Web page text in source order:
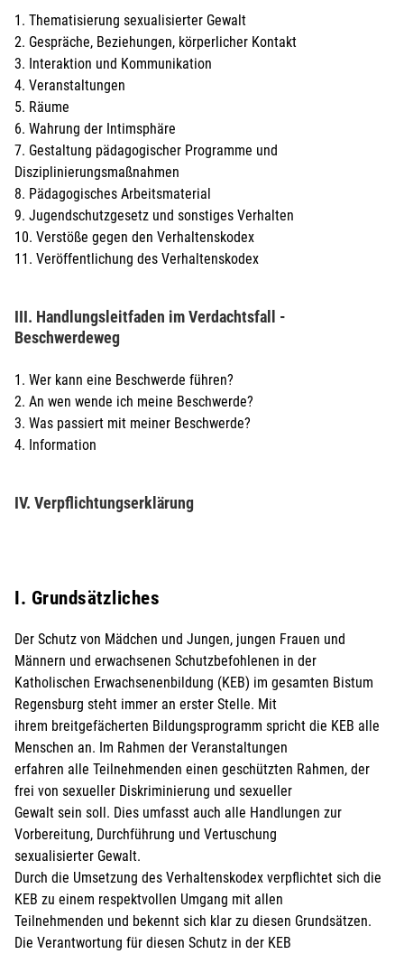
1. Thematisierung sexualisierter Gewalt
2. Gespräche, Beziehungen, körperlicher Kontakt
3. Interaktion und Kommunikation
4. Veranstaltungen
5. Räume
6. Wahrung der Intimsphäre
7. Gestaltung pädagogischer Programme und
Disziplinierungsmaßnahmen
8. Pädagogisches Arbeitsmaterial
9. Jugendschutzgesetz und sonstiges Verhalten
10. Verstöße gegen den Verhaltenskodex
11. Veröffentlichung des Verhaltenskodex
III. Handlungsleitfaden im Verdachtsfall -
Beschwerdeweg
1. Wer kann eine Beschwerde führen?
2. An wen wende ich meine Beschwerde?
3. Was passiert mit meiner Beschwerde?
4. Information
IV. Verpflichtungserklärung
I. Grundsätzliches
Der Schutz von Mädchen und Jungen, jungen Frauen und
Männern und erwachsenen Schutzbefohlenen in der
Katholischen Erwachsenenbildung (KEB) im gesamten Bistum
Regensburg steht immer an erster Stelle. Mit
ihrem breitgefächerten Bildungsprogramm spricht die KEB alle
Menschen an. Im Rahmen der Veranstaltungen
erfahren alle Teilnehmenden einen geschützten Rahmen, der
frei von sexueller Diskriminierung und sexueller
Gewalt sein soll. Dies umfasst auch alle Handlungen zur
Vorbereitung, Durchführung und Vertuschung
sexualisierter Gewalt.
Durch die Umsetzung des Verhaltenskodex verpflichtet sich die
KEB zu einem respektvollen Umgang mit allen
Teilnehmenden und bekennt sich klar zu diesen Grundsätzen.
Die Verantwortung für diesen Schutz in der KEB